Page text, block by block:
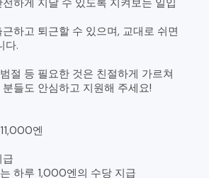
하고 퇴근할 수 있으며, 교대로 쉬면
다.
절 등 필요한 것은 친절하게 가르쳐
들도 안심하고 지원해 주세요!
엔
하루 1,000엔의 수당 지급